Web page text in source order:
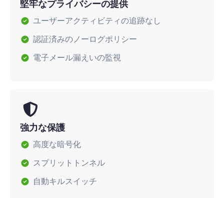
堅牢なプライバシーの提供
ユーザーアクティビティの追跡なし
認証済みのノーログポリシー
電子メール漏えいの監視
強力な保護
高度な暗号化
スプリットトンネル
自動キルスイッチ